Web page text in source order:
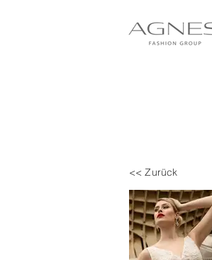
<< Zurück